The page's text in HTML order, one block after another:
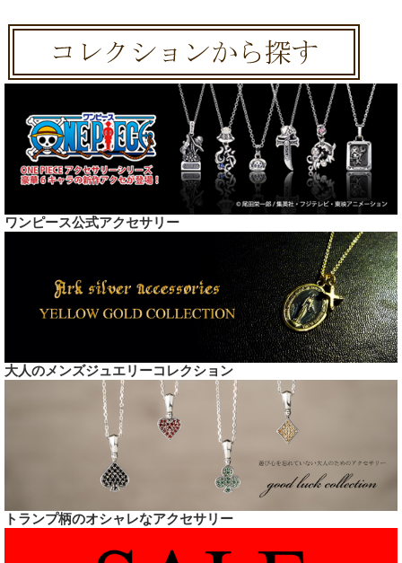
ワンピース公式アクセサリー
大人のメンズジュエリーコレクション
トランプ柄のオシャレなアクセサリー